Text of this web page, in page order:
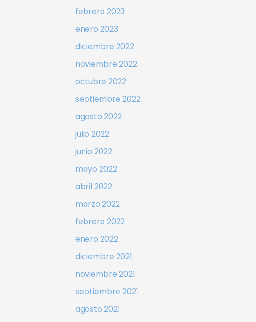
febrero 2023
enero 2023
diciembre 2022
noviembre 2022
octubre 2022
septiembre 2022
agosto 2022
julio 2022
junio 2022
mayo 2022
abril 2022
marzo 2022
febrero 2022
enero 2022
diciembre 2021
noviembre 2021
septiembre 2021
agosto 2021